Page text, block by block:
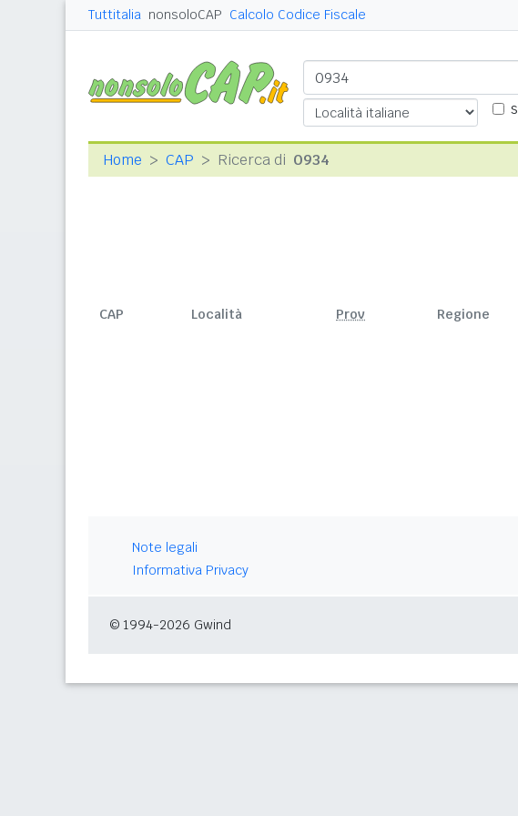
Tuttitalia nonsoloCAP Calcolo Codice Fiscale
Home CAP Ricerca di 0934
CAP Località Prov Regione
Note legali
Informativa Privacy
© 1994-2026 Gwind